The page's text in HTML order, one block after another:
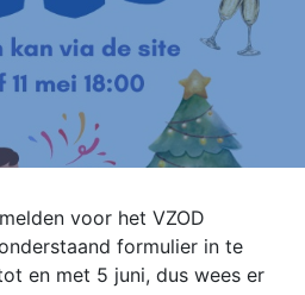
voor het VZOD
formulier in te
en met 5 juni, dus wees er